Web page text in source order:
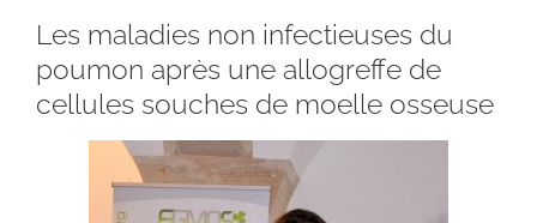
Les maladies non infectieuses du
poumon après une allogreffe de
cellules souches de moelle osseuse